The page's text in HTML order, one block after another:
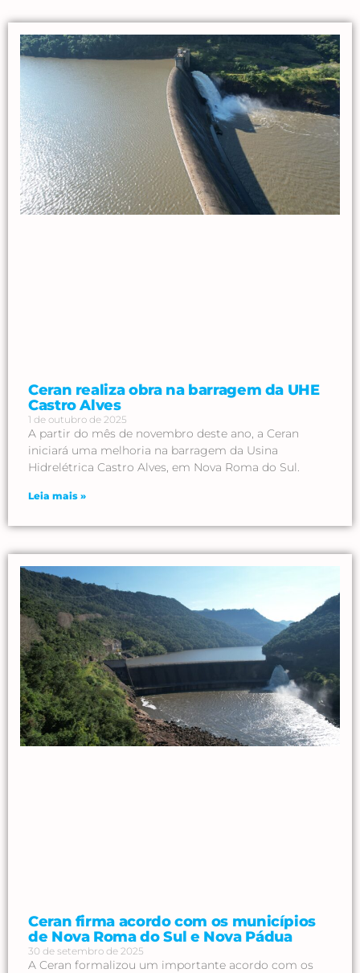
Ceran realiza obra na barragem da UHE
Castro Alves
1 de outubro de 2025
A partir do mês de novembro deste ano, a Ceran
iniciará uma melhoria na barragem da Usina
Hidrelétrica Castro Alves, em Nova Roma do Sul.
Leia mais »
Ceran firma acordo com os municípios
de Nova Roma do Sul e Nova Pádua
30 de setembro de 2025
A Ceran formalizou um importante acordo com os